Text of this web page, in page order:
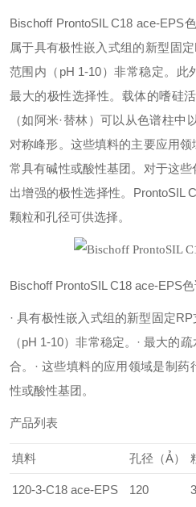
Bischoff ProntoSIL C18 ace-EPS
属于具有极性嵌入式组的新型固
范围内（pH 1-10）非常稳定。此
最大的极性选择性。载体的嗜硅
（如阿米·替林）可以从色谱柱
对称峰形。这些填料的主要应用
常具有碱性或酸性基团。对于这
出增强的极性选择性。 ProntoSIL
颗粒和孔径可供选择。
Bischoff ProntoSIL C18 ace-EPS
· 具有极性嵌入式组的新型固定RP
（pH 1-10）非常稳定。 · 最大的
合。 · 这些填料的应用领域是制
性或酸性基团。
产品列表
填料 孔径（Ả）
120-3-C18 ace-EPS 120